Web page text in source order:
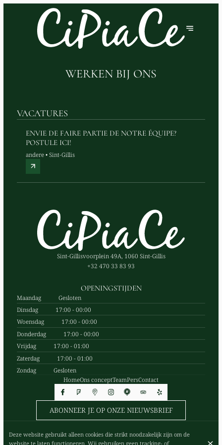
WERKEN BIJ ONS
VACATURES
ENVIE DE FAIRE PARTIE DE NOTRE ÉQUIPE?
POSTULE ICI!
andere • Sint-Gillis
Sint-Gillisvoorplein 49A, 1060 Sint-Gillis
+32 470 33 83 93
OPENINGSTIJDEN
Maandag
Gesloten
Dinsdag
17:00 - 00:00
Woensdag
17:00 - 00:00
Donderdag
17:00 - 00:00
Vrijdag
17:00 - 01:00
Zaterdag
17:00 - 01:00
Zondag
Gesloten
HomeOns conceptTeamPersContact
ABONNEER JE OP ONZE NIEUWSBRIEF
© Cipiace 2026
Deze website gebruikt alleen cookies die strikt noodzakelijk zijn om de
website te laten functioneren. Wij gebruiken geen tracking- of